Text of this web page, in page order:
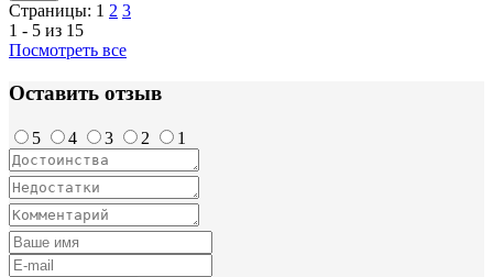
Страницы: 1 2 3
1 - 5 из 15
Посмотреть все
Оставить отзыв
5 4 3 2 1